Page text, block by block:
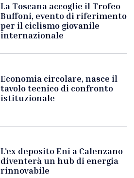
La Toscana accoglie il Trofeo
Buffoni, evento di riferimento
per il ciclismo giovanile
internazionale
Economia circolare, nasce il
tavolo tecnico di confronto
istituzionale
L'ex deposito Eni a Calenzano
diventerà un hub di energia
rinnovabile